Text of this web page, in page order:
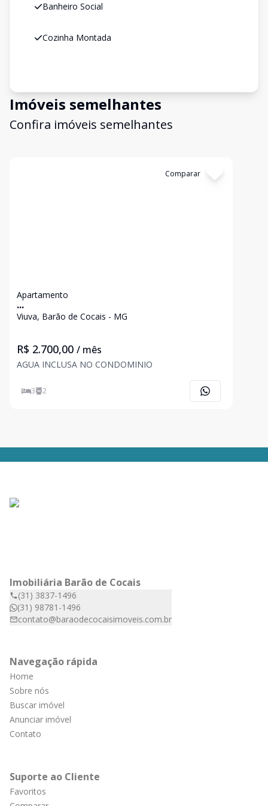
Banheiro Social
Cozinha Montada
Imóveis semelhantes
Confira imóveis semelhantes
Comparar
Apartamento
...
Viuva, Barão de Cocais - MG
R$ 2.700,00 / mês
AGUA INCLUSA NO CONDOMINIO
3 2
Imobiliária Barão de Cocais
(31) 3837-1496
(31) 98781-1496
contato@baraodecocaisimoveis.com.br
Navegação rápida
Home
Sobre nós
Buscar imóvel
Anunciar imóvel
Contato
Suporte ao Cliente
Favoritos